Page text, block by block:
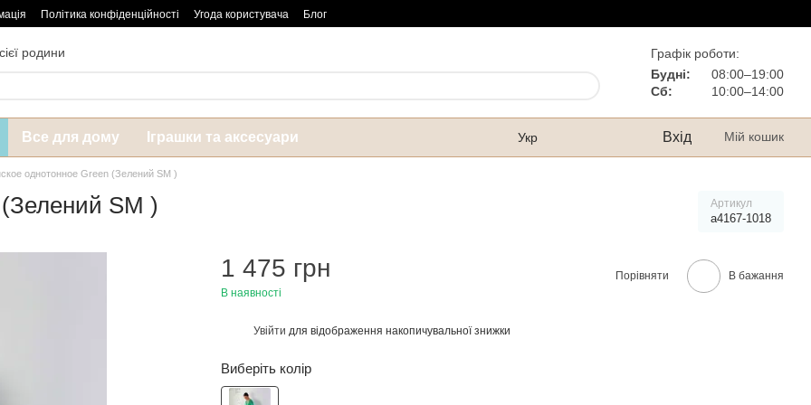
Політика конфіденційності Угода користувача Блог
родини
Графік роботи:
Будні:
08:00–19:00
Сб:
10:00–14:00
Все для дому Іграшки та аксесуари Укр Вхід Мій кошик
однотонное Green (Зелений SM )
SM ) Артикул
а4167-1018
1 475 грн
В наявності
Порівняти В бажання
Увійти для відображення накопичувальної знижки
Виберіть колір